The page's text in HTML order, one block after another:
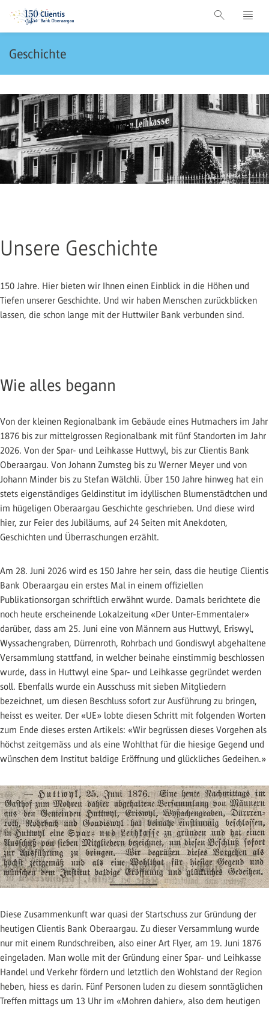
Geschichte
Unsere Geschichte
150 Jahre. Hier bieten wir Ihnen einen Einblick in die Höhen und
Tiefen unserer Geschichte. Und wir haben Menschen zurückblicken
lassen, die schon lange mit der Huttwiler Bank verbunden sind.
Wie alles begann
Von der kleinen Regionalbank im Gebäude eines Hutmachers im Jahr
1876 bis zur mittelgrossen Regionalbank mit fünf Standorten im Jahr
2026. Von der Spar- und Leihkasse Huttwyl, bis zur Clientis Bank
Oberaargau. Von Johann Zumsteg bis zu Werner Meyer und von
Johann Minder bis zu Stefan Wälchli. Über 150 Jahre hinweg hat ein
stets eigenständiges Geldinstitut im idyllischen Blumenstädtchen und
im hügeligen Oberaargau Geschichte geschrieben. Und diese wird
hier, zur Feier des Jubiläums, auf 24 Seiten mit Anekdoten,
Geschichten und Überraschungen erzählt.
Am 28. Juni 2026 wird es 150 Jahre her sein, dass die heutige Clientis
Bank Oberaargau ein erstes Mal in einem offiziellen
Publikationsorgan schriftlich erwähnt wurde. Damals berichtete die
noch heute erscheinende Lokalzeitung «Der Unter-Emmentaler»
darüber, dass am 25. Juni eine von Männern aus Huttwyl, Eriswyl,
Wyssachengraben, Dürrenroth, Rohrbach und Gondiswyl abgehaltene
Versammlung stattfand, in welcher beinahe einstimmig beschlossen
wurde, dass in Huttwyl eine Spar- und Leihkasse gegründet werden
soll. Ebenfalls wurde ein Ausschuss mit sieben Mitgliedern
bezeichnet, um diesen Beschluss sofort zur Ausführung zu bringen,
heisst es weiter. Der «UE» lobte diesen Schritt mit folgenden Worten
zum Ende dieses ersten Artikels: «Wir begrüssen dieses Vorgehen als
höchst zeitgemäss und als eine Wohlthat für die hiesige Gegend und
wünschen dem Institut baldige Eröffnung und glückliches Gedeihen.»
Diese Zusammenkunft war quasi der Startschuss zur Gründung der
heutigen Clientis Bank Oberaargau. Zu dieser Versammlung wurde
nur mit einem Rundschreiben, also einer Art Flyer, am 19. Juni 1876
eingeladen. Man wolle mit der Gründung einer Spar- und Leihkasse
Handel und Verkehr fördern und letztlich den Wohlstand der Region
heben, hiess es darin. Fünf Personen luden zu diesem sonntäglichen
Treffen mittags um 13 Uhr im «Mohren dahier», also dem heutigen